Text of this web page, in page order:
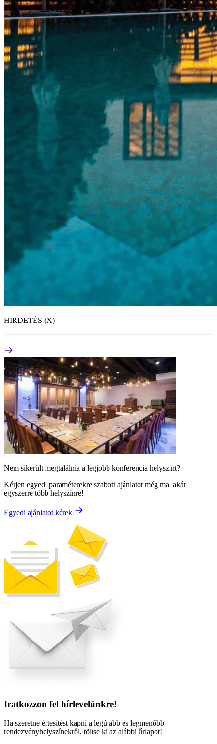
HIRDETÉS (X)
Nem sikerült megtalálnia a legjobb konferencia helyszínt?
Kérjen egyedi paraméterekre szabott ajánlatot még ma, akár
egyszerre több helyszínre!
Egyedi ajánlatot kérek
Iratkozzon fel hírlevelünkre!
Ha szeretne értesítést kapni a legújabb és legmenőbb
rendezvényhelyszínekről, töltse ki az alábbi űrlapot!